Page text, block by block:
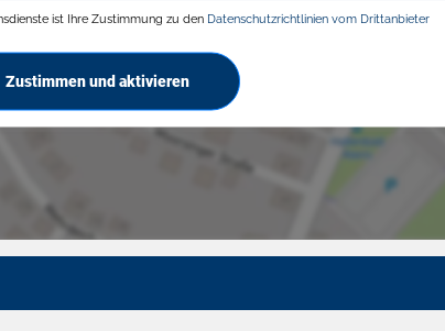
ist Ihre Zustimmung zu den Datenschutzrichtlinien vom Drittanbieter
Zustimmen und aktivieren